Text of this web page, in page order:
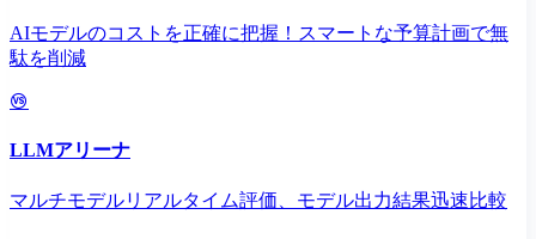
AIモデルのコストを正確に把握！スマートな予算計画で無
駄を削減
LLMアリーナ
マルチモデルリアルタイム評価、モデル出力結果迅速比較